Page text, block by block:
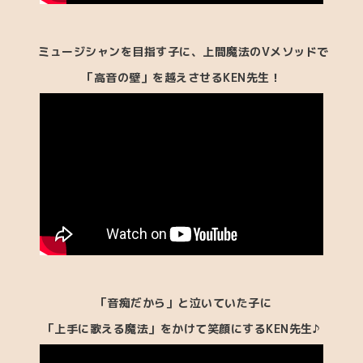
ミュージシャンを目指す子に、上間魔法のVメソッドで
「高音の壁」を越えさせるKEN先生！
「音痴だから」と泣いていた子に
「上手に歌える魔法」をかけて笑顔にするKEN先生♪